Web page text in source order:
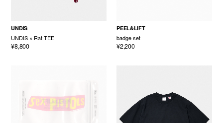
UNDIS
UNDIS × Rat TEE
¥8,800
PEEL&LIFT
badge set
¥2,200